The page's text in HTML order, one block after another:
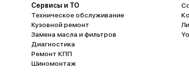
Сервисы и ТО
Техническое обслуживание
Кузовной ремонт
Замена масла и фильтров
Диагностика
Ремонт КПП
Шиномонтаж